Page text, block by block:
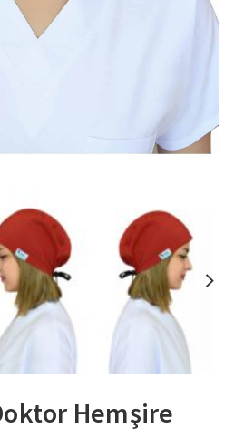
Hemşire